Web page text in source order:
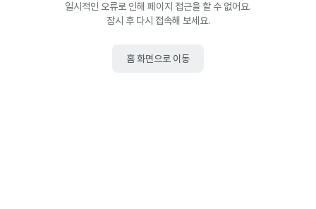
일시적인 오류로 인해 페이지 접근을 할 수 없어요.
잠시 후 다시 접속해 보세요.
홈 화면으로 이동